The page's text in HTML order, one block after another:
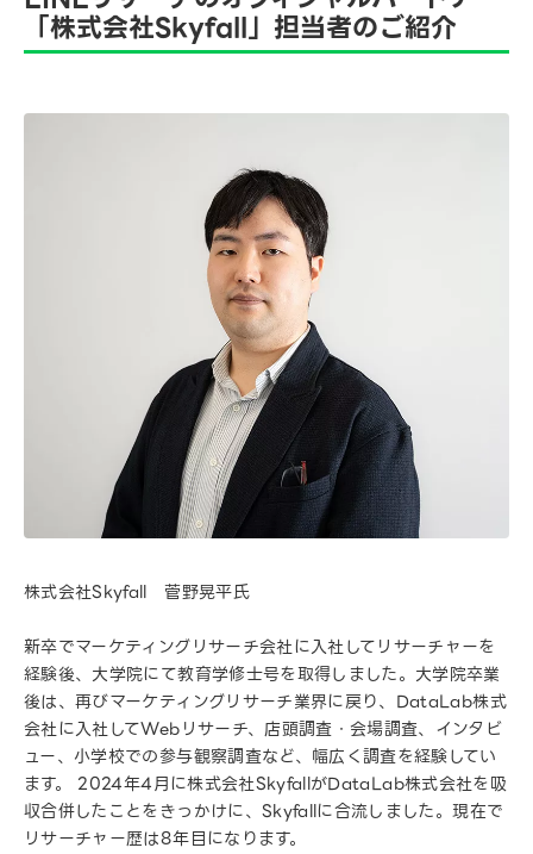
「株式会社Skyfall」担当者のご紹介
株式会社Skyfall 菅野晃平氏
新卒でマーケティングリサーチ会社に入社してリサーチャーを
経験後、大学院にて教育学修士号を取得しました。大学院卒業
後は、再びマーケティングリサーチ業界に戻り、DataLab株式
会社に入社してWebリサーチ、店頭調査・会場調査、インタビ
ュー、小学校での参与観察調査など、幅広く調査を経験してい
ます。 2024年4月に株式会社SkyfallがDataLab株式会社を吸
収合併したことをきっかけに、Skyfallに合流しました。現在で
リサーチャー歴は8年目になります。